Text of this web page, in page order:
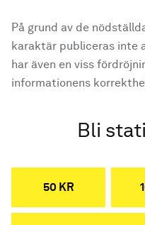
På grund av de
karaktär publiceras inte
har även en viss
informationens
Bli
50 KR